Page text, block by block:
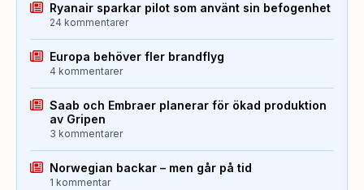
Ryanair sparkar pilot som använt sin befogenhet
24 kommentarer
Europa behöver fler brandflyg
4 kommentarer
Saab och Embraer planerar för ökad produktion
av Gripen
3 kommentarer
Norwegian backar – men går på tid
1 kommentar